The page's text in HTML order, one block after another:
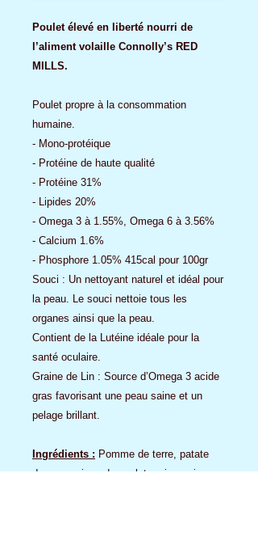
Poulet élevé en liberté nourri de
l’aliment volaille Connolly’s RED
MILLS.
Poulet propre à la consommation
humaine.
- Mono-protéique
- Protéine de haute qualité
- Protéine 31%
- Lipides 20%
- Omega 3 à 1.55%, Omega 6 à 3.56%
- Calcium 1.6%
- Phosphore 1.05% 415cal pour 100gr
Souci : Un nettoyant naturel et idéal pour
la peau. Le souci nettoie tous les
organes ainsi que la peau.
Contient de la Lutéine idéale pour la
santé oculaire.
Graine de Lin : Source d’Omega 3 acide
gras favorisant une peau saine et un
pelage brillant.
Ingrédients : Pomme de terre, patate
douce, graisse de poulet, pois, graines